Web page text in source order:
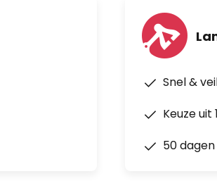
Snel &
Keuze uit
50